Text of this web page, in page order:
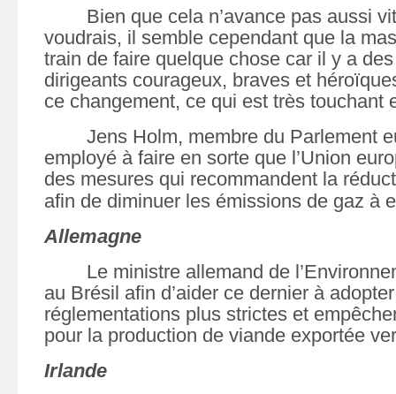
Bien que cela n’avance pas aussi
voudrais, il semble cependant que la
train de faire quelque chose car il y a
dirigeants courageux, braves et
ce changement, ce qui est très touchant
Jens Holm, membre du Parlement
employé à faire en sorte que l’Union
des mesures qui recommandent la
afin de diminuer les émissions de gaz à
Allemagne
Le ministre allemand de
au Brésil afin d’aider ce dernier à
réglementations plus strictes et
pour la production de viande exportée
Irlande